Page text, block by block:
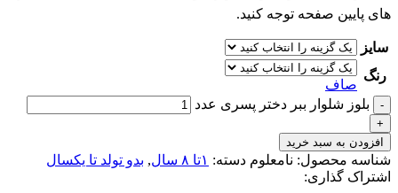
های پایین صفحه توجه کنید.
سایز
رنگ
صاف
بلوز شلوار ببر دختر پسری عدد
افزودن به سبد خرید
شناسه محصول: نامعلوم دسته: ۱تا ۸ سال , بدو تولد تا یکسال
اشتراک گذاری: